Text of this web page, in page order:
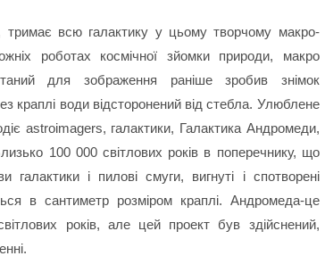
тримає всю галактику у цьому творчому макро-
роботах космічної зйомки природи, макро
для зображення раніше зробив знімок
краплі води відсторонений від стебла. Улюблене
astroimagers, галактики, Галактика Андромеди,
100 000 світлових років в поперечнику, що
галактики і пилові смуги, вигнуті і спотворені
в сантиметр розміром краплі. Андромеда-це
років, але цей проект був здійснений,